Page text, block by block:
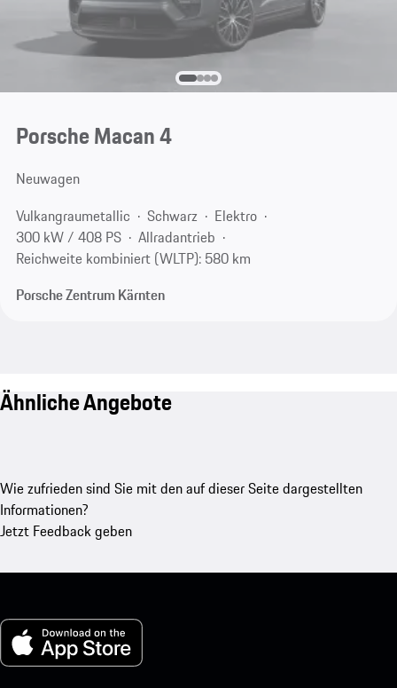
Porsche Macan 4
Neuwagen
Vulkangraumetallic
Schwarz
Elektro
300 kW / 408 PS
Allradantrieb
Reichweite kombiniert (WLTP): 580 km
Porsche Zentrum Kärnten
Ähnliche Angebote
Wie zufrieden sind Sie mit den auf dieser Seite dargestellten
Informationen?
Jetzt Feedback geben